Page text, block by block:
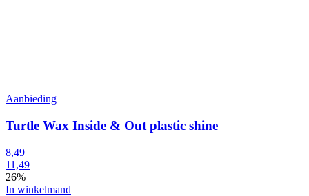
Aanbieding
Turtle Wax Inside & Out plastic shine
8,49
11,49
26%
In winkelmand